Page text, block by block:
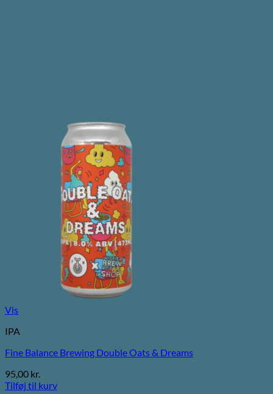
Vis
IPA
Fine Balance Brewing Double Oats & Dreams
95,00 kr.
Tilføj til kurv